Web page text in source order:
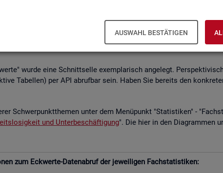
AUSWAHL BESTÄTIGEN
für au­to­ma­ti­sier­te
Bun­des­agen­tur für Ar­beit die Mög­lich­keit, Daten per
wurde eine Schnitt­sel­le ex­em­pla­risch an­ge­legt.
Ta­bel­len) per API ab­ruf­bar sein. Haben Sie be­reits den
Schwer­punkt­the­men unter dem Me­nü­punkt "Sta­tis­ti­ken" -
und Un­ter­be­schäf­ti­gung". Die hier in den Dia­gram­men
zum Eck­wer­te-Da­ten­ab­ruf der je­wei­li­gen Fach­sta­tis­ti­ken: